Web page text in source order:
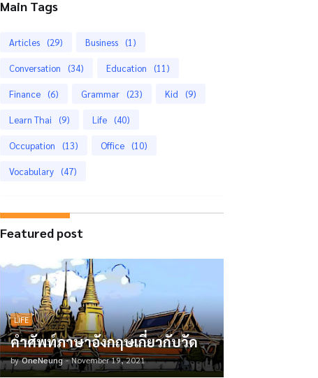
Main Tags
Articles (29) Business (1)
Conversation (34) Education (11)
Finance (6) Grammar (23) Kid (9)
Learn Thai (9) Life (40)
Occupation (13) Office (10)
Vocabulary (47)
Featured post
LIFE
คำศัพท์ภาษาอังกฤษเกี่ยวกับวัด
by OneNeung - November 19, 2021